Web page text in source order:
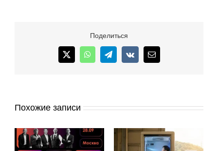
Поделиться
X WhatsAppTelegram
Vk Email
Похожие записи